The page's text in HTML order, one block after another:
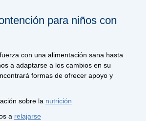
para niños con
con una alimentación sana hasta
a adaptarse a los cambios en su
formas de ofrecer apoyo y
sobre la nutrición
a relajarse